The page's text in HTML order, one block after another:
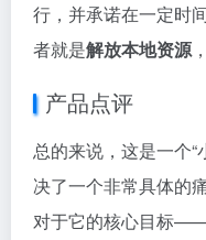
行，并承诺在一定时
者就是解放本地资源
产品点评
总的来说，这是一个
决了一个非常具体的
对于它的核心目标